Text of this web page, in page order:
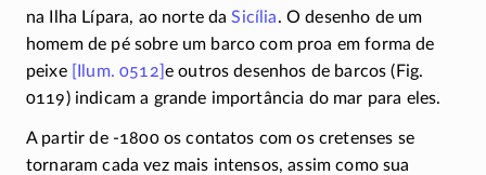
na Ilha Lípara, ao norte daSicília. O desenho de um
homem de pé sobre um barco com proa em forma de
peixe [Ilum. 0512]e outros desenhos de barcos (Fig.
0119) indicam a grande importância do mar para eles.
A partir de -1800os contatos com os cretenses se
tornaram cada vez mais intensos, assim como sua